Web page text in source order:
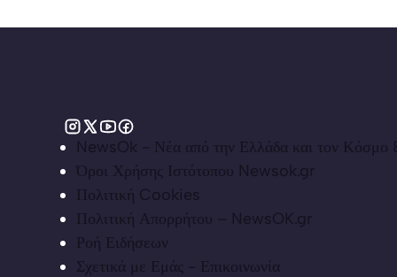
NewsOk - Νέα από την Ελλάδα και τον Κόσμο
Όροι Χρήσης Ιστότοπου Newsok.gr
Πολιτική Cookies
Πολιτική Απορρήτου – NewsOK.gr
Ροή Ειδήσεων
Σχετικά με Εμάς - Επικοινωνία